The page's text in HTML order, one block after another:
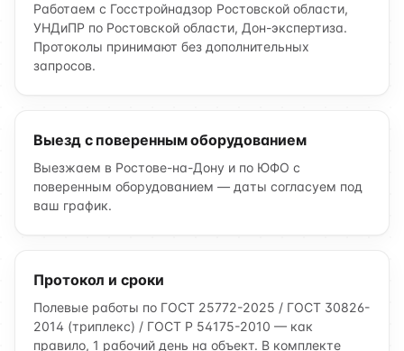
Работаем с Госстройнадзор Ростовской области,
УНДиПР по Ростовской области, Дон-экспертиза.
Протоколы принимают без дополнительных
запросов.
Выезд с поверенным оборудованием
Выезжаем в Ростове-на-Дону и по ЮФО с
поверенным оборудованием — даты согласуем под
ваш график.
Протокол и сроки
Полевые работы по ГОСТ 25772-2025 / ГОСТ 30826-
2014 (триплекс) / ГОСТ Р 54175-2010 — как
правило, 1 рабочий день на объект. В комплекте